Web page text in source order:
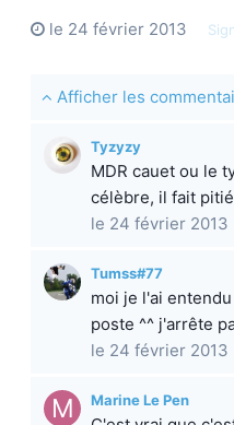
le 24 février 2013
Afficher les
Tyzyzy
MDR cauet ou le
célèbre, il fait
le 24 février 2013
Tumss#77
moi je l'ai
poste ^^ j'arrête
le 24 février 2013
Marine Le Pen